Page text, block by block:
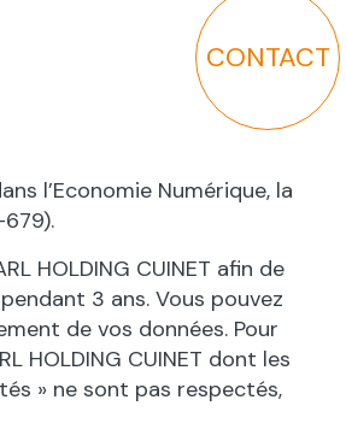
CONTACT
l’Economie Numérique, la
HOLDING CUINET afin de
3 ans. Vous pouvez
de vos données. Pour
CUINET dont les
» ne sont pas respectés,